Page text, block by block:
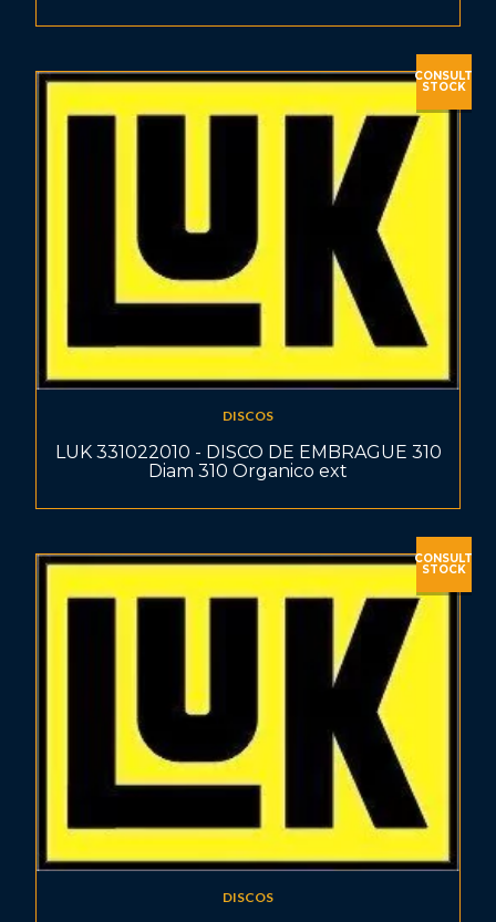
CONSULT
STOCK
DISCOS
LUK 331022010 - DISCO DE EMBRAGUE 310
Diam 310 Organico ext
CONSULT
STOCK
DISCOS